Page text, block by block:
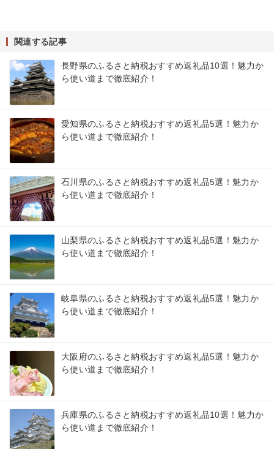
関連する記事
長野県のふるさと納税おすすめ返礼品10選！魅力か
ら使い道まで徹底紹介！
愛知県のふるさと納税おすすめ返礼品5選！魅力か
ら使い道まで徹底紹介！
石川県のふるさと納税おすすめ返礼品5選！魅力か
ら使い道まで徹底紹介！
山梨県のふるさと納税おすすめ返礼品5選！魅力か
ら使い道まで徹底紹介！
岐阜県のふるさと納税おすすめ返礼品5選！魅力か
ら使い道まで徹底紹介！
大阪府のふるさと納税おすすめ返礼品5選！魅力か
ら使い道まで徹底紹介！
兵庫県のふるさと納税おすすめ返礼品10選！魅力か
ら使い道まで徹底紹介！